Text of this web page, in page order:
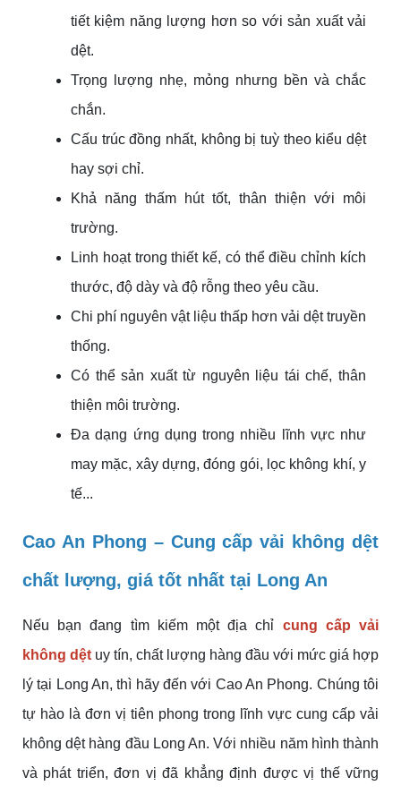
tiết kiệm năng lượng hơn so với sản xuất vải
dệt.
Trọng lượng nhẹ, mỏng nhưng bền và chắc
chắn.
Cấu trúc đồng nhất, không bị tuỳ theo kiểu dệt
hay sợi chỉ.
Khả năng thấm hút tốt, thân thiện với môi
trường.
Linh hoạt trong thiết kế, có thể điều chỉnh kích
thước, độ dày và độ rỗng theo yêu cầu.
Chi phí nguyên vật liệu thấp hơn vải dệt truyền
thống.
Có thể sản xuất từ nguyên liệu tái chế, thân
thiện môi trường.
Đa dạng ứng dụng trong nhiều lĩnh vực như
may mặc, xây dựng, đóng gói, lọc không khí, y
tế...
Cao An Phong – Cung cấp vải không dệt
chất lượng, giá tốt nhất tại Long An
Nếu bạn đang tìm kiếm một địa chỉ cung cấp vải
không dệt uy tín, chất lượng hàng đầu với mức giá hợp
lý tại Long An, thì hãy đến với Cao An Phong. Chúng tôi
tự hào là đơn vị tiên phong trong lĩnh vực cung cấp vải
không dệt hàng đầu Long An. Với nhiều năm hình thành
và phát triển, đơn vị đã khẳng định được vị thế vững